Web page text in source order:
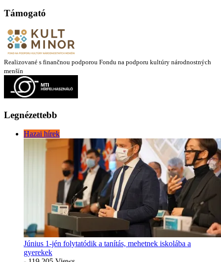
Támogató
Realizované s finančnou podporou Fondu na podporu kultúry národnostných
menšín
Legnézettebb
Hazai hírek
Június 1-jén folytatódik a tanítás, mehetnek iskolába a
gyerekek